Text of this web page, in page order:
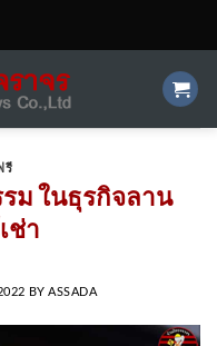
รี
ม ในธุรกิจลาน
ช่า
BY ASSADA